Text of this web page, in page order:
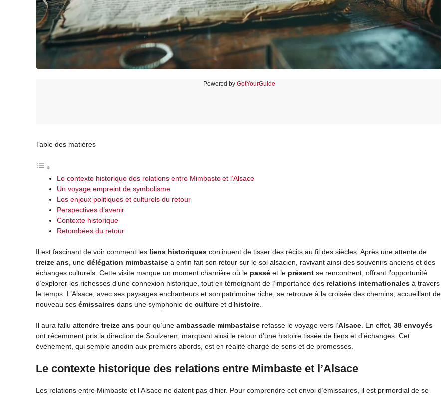
Powered by GetYourGuide
Table des matières
Le contexte historique des relations entre Mimbaste et l’Alsace
Un voyage empreint de symbolisme
Les enjeux politiques et culturels du retour
Perspectives d’avenir
Contexte historique
Retombées du retour
Il est fascinant de voir comment les liens historiques continuent de tisser des récits au fil des siècles. Après une attente de
treize ans, une délégation mimbastaise a enfin fait son retour sur le sol alsacien, ravivant ainsi des souvenirs anciens et des
échanges culturels. Cette visite marque un moment charnière où le passé et le présent se rencontrent, offrant l’opportunité
d’explorer les richesses d’une connexion historique, tout en témoignant de l’importance des relations internationales à travers
le temps. L’Alsace, avec ses paysages enchanteurs et son patrimoine riche, se retrouve à la croisée des chemins, accueillant de
nouveau ses émissaires dans une symphonie de culture et d’histoire.
Il aura fallu attendre treize ans pour qu’une ambassade mimbastaise refasse le voyage vers l’Alsace. En effet, 38 envoyés
ont récemment pris la direction de Soulzeren, marquant ainsi le retour d’une histoire tissée de liens et d’échanges. Cet
événement, qui semble anodin aux premiers abords, est en réalité chargé de sens et de promesses.
Le contexte historique des relations entre Mimbaste et l’Alsace
Les relations entre Mimbaste et l’Alsace ne datent pas d’hier. Pour comprendre cet envoi d’émissaires, il est primordial de se